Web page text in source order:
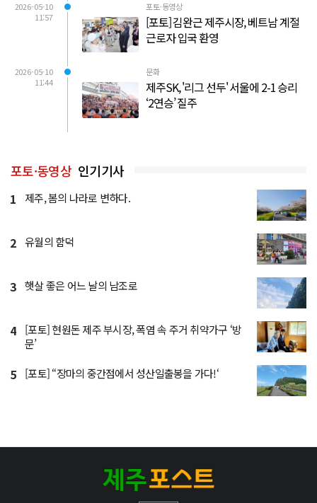
2026-05-10
11:57
포토·동영상
[포토] 김완근 제주시장, 베트남 계절
근로자 입국 환영
2026-05-10
11:44
문화
제주SK, '리그 선두' 서울에 2-1 승리
‘2연승’ 질주
포토·동영상 인기기사
1 제주, 봄의 나라로 변하다.
2 유월의 함덕
3 햇살 좋은 어느 날의 남조로
4
[포토] 현원돈 제주 부시장, 폭염 속 주거 취약가구 ‘방
문’
5 [포토] “장마의 중간점에서 성산일출봉을 가다!‘